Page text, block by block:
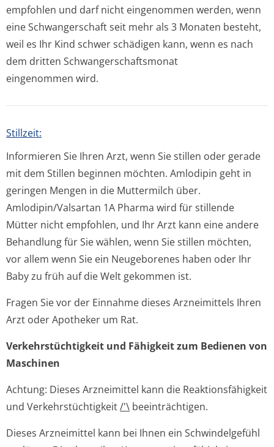
empfohlen und darf nicht eingenommen werden, wenn
eine Schwangerschaft seit mehr als 3 Monaten besteht,
weil es Ihr Kind schwer schädigen kann, wenn es nach
dem dritten Schwangerschaf­tsmonat
eingenommen wird.
Stillzeit:
Informieren Sie Ihren Arzt, wenn Sie stillen oder gerade
mit dem Stillen beginnen möchten. Amlodipin geht in
geringen Mengen in die Muttermilch über.
Amlodipin/Valsartan 1A Pharma wird für stillende
Mütter nicht empfohlen, und Ihr Arzt kann eine andere
Behandlung für Sie wählen, wenn Sie stillen möchten,
vor allem wenn Sie ein Neugeborenes haben oder Ihr
Baby zu früh auf die Welt gekommen ist.
Fragen Sie vor der Einnahme dieses Arzneimittels Ihren
Arzt oder Apotheker um Rat.
Verkehrstüchtig­keit und Fähigkeit zum Bedienen von
Maschinen
Achtung: Dieses Arzneimittel kann die Reaktionsfähigkeit
und Verkehrstüchtigkeit/'\ beeinträchtigen.
Dieses Arzneimittel kann bei Ihnen ein Schwindelgefühl